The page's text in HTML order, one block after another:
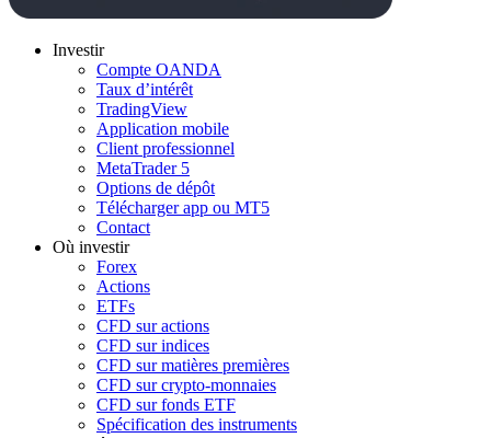
Investir
Compte OANDA
Taux d’intérêt
TradingView
Application mobile
Client professionnel
MetaTrader 5
Options de dépôt
Télécharger app ou MT5
Contact
Où investir
Forex
Actions
ETFs
CFD sur actions
CFD sur indices
CFD sur matières premières
CFD sur crypto-monnaies
CFD sur fonds ETF
Spécification des instruments